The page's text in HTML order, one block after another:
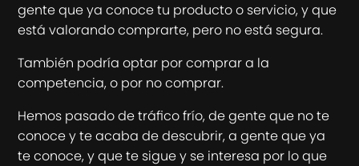
gente que ya conoce tu producto o servicio, y que
está valorando comprarte, pero no está segura.
También podría optar por comprar a la
competencia, o por no comprar.
Hemos pasado de tráfico frío, de gente que no te
conoce y te acaba de descubrir, a gente que ya
te conoce, y que te sigue y se interesa por lo que